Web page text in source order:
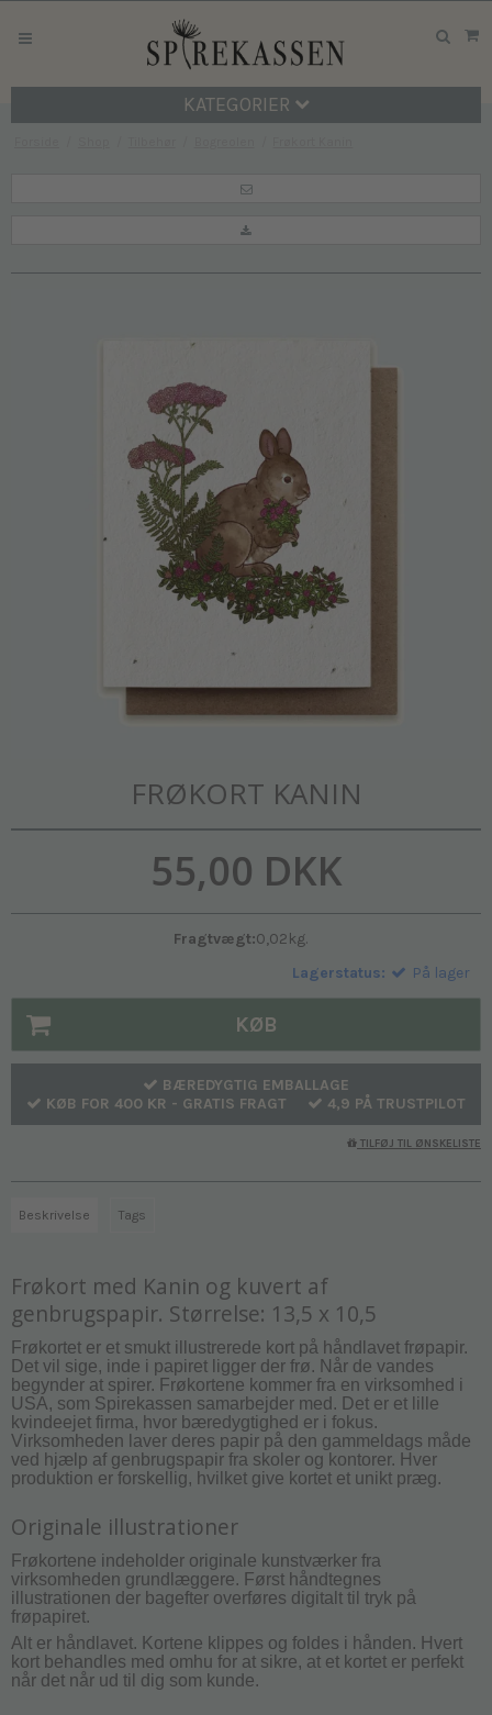
KATEGORIER
FRØKORT KANIN
55,00 DKK
Fragtvægt:0,02kg.
Lagerstatus:
På lager
KØB
BÆREDYGTIG EMBALLAGE
KØB FOR 400 KR - GRATIS FRAGT
4,9 PÅ TRUSTPILOT
TILFØJ TIL ØNSKELISTE
Beskrivelse Tags
Frøkort med Kanin og kuvert af
genbrugspapir. Størrelse: 13,5 x 10,5
Frøkortet er et smukt illustrerede kort på håndlavet frøpapir.
Det vil sige, inde i papiret ligger der frø. Når de vandes
begynder at spirer. Frøkortene kommer fra en virksomhed i
USA, som Spirekassen samarbejder med. Det er et lille
kvindeejet firma, hvor bæredygtighed er i fokus.
Virksomheden laver deres papir på den gammeldags måde
ved hjælp af genbrugspapir fra skoler og kontorer. Hver
produktion er forskellig, hvilket give kortet et unikt præg.
Originale illustrationer
Frøkortene indeholder originale kunstværker fra
virksomheden grundlæggere. Først håndtegnes
illustrationen der bagefter overføres digitalt til tryk på
frøpapiret.
Alt er håndlavet. Kortene klippes og foldes i hånden. Hvert
kort behandles med omhu for at sikre, at et kortet er perfekt
når det når ud til dig som kunde.